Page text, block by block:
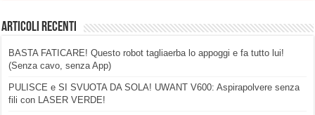
Articoli Recenti
BASTA FATICARE! Questo robot tagliaerba lo appoggi e fa tutto lui!
(Senza cavo, senza App)
PULISCE e SI SVUOTA DA SOLA! UWANT V600: Aspirapolvere senza
fili con LASER VERDE!